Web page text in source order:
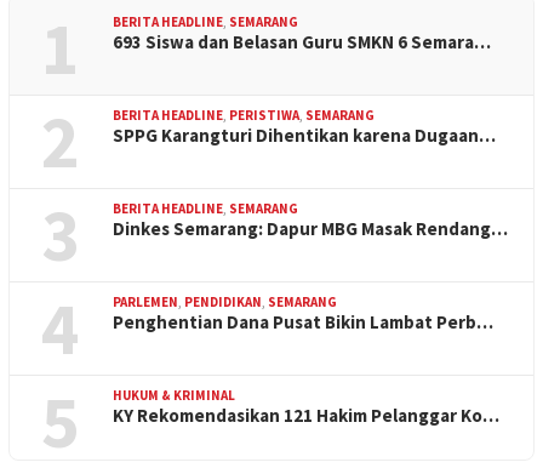
1 BERITA HEADLINE, SEMARANG
693 Siswa dan Belasan Guru SMKN 6 Semara…
2 BERITA HEADLINE, PERISTIWA, SEMARANG
SPPG Karangturi Dihentikan karena Dugaan…
3 BERITA HEADLINE, SEMARANG
Dinkes Semarang: Dapur MBG Masak Rendang…
4 PARLEMEN, PENDIDIKAN, SEMARANG
Penghentian Dana Pusat Bikin Lambat Perb…
5 HUKUM & KRIMINAL
KY Rekomendasikan 121 Hakim Pelanggar Ko…